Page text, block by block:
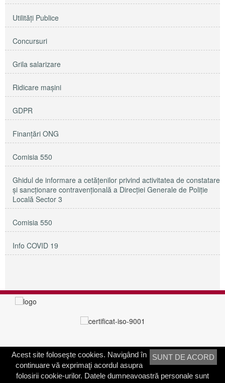
Utilităţi Publice
Concursuri
Grila salarizare
Ridicare maşini
GDPR
Finanțări ONG
Comisia 550
Ghidul de informare a cetățenilor privind activitatea de constatare
și sancționare contravențională a Direcției Generale de Poliție
Locală Sector 3
Comisia 550
Info COVID 19
PRIMĂRIA SECTORULUI 3
Adresa:Calea Dudeşti nr. 191
Bucureşti, Sector 3, România
SUNT DE ACORD
Acest site foloseşte cookies. Navigând în
continuare vă exprimaţi acordul asupra
folosirii cookie-urilor. Datele dumneavoastră personale sunt